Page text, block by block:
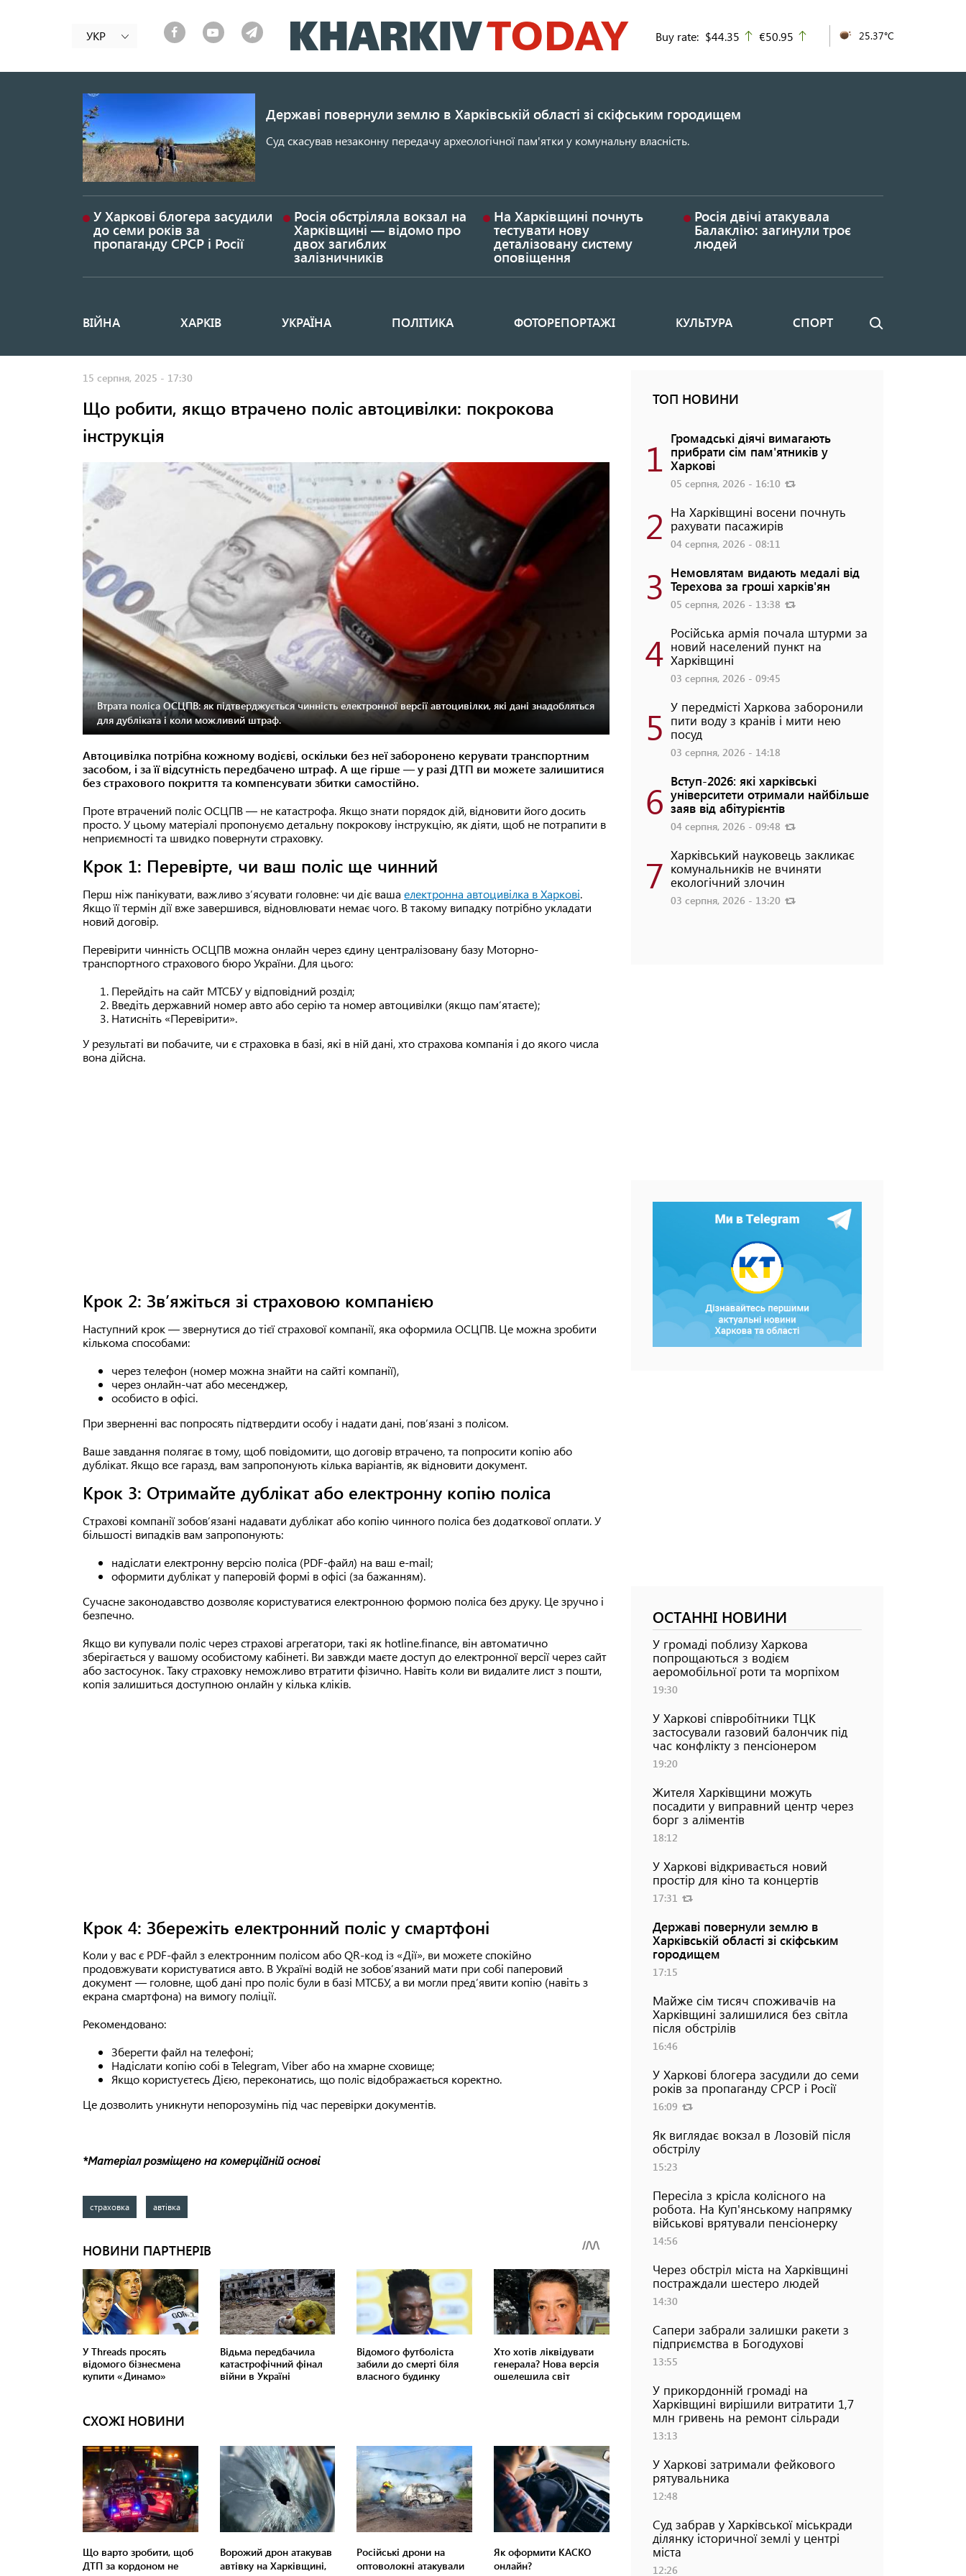
до
основного
УКР Buy rate: $44.35 up
€50.95 25.37°C
Державі повернули землю в Харківській області зі скіфським городищем
Суд скасував незаконну передачу археологічної пам'ятки у комунальну власність.
У Харкові блогера засудили
до семи років за
пропаганду СРСР і Росії
Росія обстріляла вокзал на
Харківщині — відомо про
двох загиблих
залізничників
На Харківщині почнуть
тестувати нову
деталізовану систему
оповіщення
Росія двічі атакувала
Балаклію: загинули троє
людей
Основная
ВІЙНА ХАРКІВ УКРАЇНА ПОЛІТИКА ФОТОРЕПОРТАЖІ КУЛЬТУРА СПОРТ Пошук
15 серпня, 2025 - 17:30
Що робити, якщо втрачено поліс автоцивілки: покрокова
інструкція
Втрата поліса ОСЦПВ: як підтверджується чинність електронної версії автоцивілки, які дані знадобляться
для дубліката і коли можливий штраф.
Автоцивілка потрібна кожному водієві, оскільки без неї заборонено керувати транспортним
засобом, і за її відсутність передбачено штраф. А ще гірше — у разі ДТП ви можете залишитися
без страхового покриття та компенсувати збитки самостійно.
Проте втрачений поліс ОСЦПВ — не катастрофа. Якщо знати порядок дій, відновити його досить
просто. У цьому матеріалі пропонуємо детальну покрокову інструкцію, як діяти, щоб не потрапити в
неприємності та швидко повернути страховку.
Крок 1: Перевірте, чи ваш поліс ще чинний
Перш ніж панікувати, важливо з’ясувати головне: чи діє ваша електронна автоцивілка в Харкові.
Якщо її термін дії вже завершився, відновлювати немає чого. В такому випадку потрібно укладати
новий договір.
Перевірити чинність ОСЦПВ можна онлайн через єдину централізовану базу Моторно-
транспортного страхового бюро України. Для цього:
Перейдіть на сайт МТСБУ у відповідний розділ;
Введіть державний номер авто або серію та номер автоцивілки (якщо пам’ятаєте);
Натисніть «Перевірити».
У результаті ви побачите, чи є страховка в базі, які в ній дані, хто страхова компанія і до якого числа
вона дійсна.
Крок 2: Зв’яжіться зі страховою компанією
Наступний крок — звернутися до тієї страхової компанії, яка оформила ОСЦПВ. Це можна зробити
кількома способами:
через телефон (номер можна знайти на сайті компанії),
через онлайн-чат або месенджер,
особисто в офісі.
При зверненні вас попросять підтвердити особу і надати дані, пов’язані з полісом.
Ваше завдання полягає в тому, щоб повідомити, що договір втрачено, та попросити копію або
дублікат. Якщо все гаразд, вам запропонують кілька варіантів, як відновити документ.
Крок 3: Отримайте дублікат або електронну копію поліса
Страхові компанії зобов’язані надавати дублікат або копію чинного поліса без додаткової оплати. У
більшості випадків вам запропонують:
надіслати електронну версію поліса (PDF-файл) на ваш e-mail;
оформити дублікат у паперовій формі в офісі (за бажанням).
Сучасне законодавство дозволяє користуватися електронною формою поліса без друку. Це зручно і
безпечно.
Якщо ви купували поліс через страхові агрегатори, такі як hotline.finance, він автоматично
зберігається у вашому особистому кабінеті. Ви завжди маєте доступ до електронної версії через сайт
або застосунок. Таку страховку неможливо втратити фізично. Навіть коли ви видалите лист з пошти,
копія залишиться доступною онлайн у кілька кліків.
Крок 4: Збережіть електронний поліс у смартфоні
Коли у вас є PDF-файл з електронним полісом або QR-код із «Дії», ви можете спокійно
продовжувати користуватися авто. В Україні водій не зобов’язаний мати при собі паперовий
документ — головне, щоб дані про поліс були в базі МТСБУ, а ви могли пред’явити копію (навіть з
екрана смартфона) на вимогу поліції.
Рекомендовано:
Зберегти файл на телефоні;
Надіслати копію собі в Telegram, Viber або на хмарне сховище;
Якщо користуєтесь Дією, переконатись, що поліс відображається коректно.
Це дозволить уникнути непорозумінь під час перевірки документів.
*Матеріал розміщено на комерційній основі
страховка автівка
СХОЖІ НОВИНИ
Що варто зробити, щоб
ДТП за кордоном не
Ворожий дрон атакував
автівку на Харківщині,
Російські дрони на
оптоволокні атакували
Як оформити КАСКО
онлайн?
ТОП НОВИНИ
1 Громадські діячі вимагають
прибрати сім пам'ятників у
Харкові
05 серпня, 2026 - 16:10
2 На Харківщині восени почнуть
рахувати пасажирів
04 серпня, 2026 - 08:11
3 Немовлятам видають медалі від
Терехова за гроші харків'ян
05 серпня, 2026 - 13:38
4 Російська армія почала штурми за
новий населений пункт на
Харківщині
03 серпня, 2026 - 09:45
5 У передмісті Харкова заборонили
пити воду з кранів і мити нею
посуд
03 серпня, 2026 - 14:18
6 Вступ-2026: які харківські
університети отримали найбільше
заяв від абітурієнтів
04 серпня, 2026 - 09:48
7 Харківський науковець закликає
комунальників не вчиняти
екологічний злочин
03 серпня, 2026 - 13:20
ОСТАННІ НОВИНИ
У громаді поблизу Харкова
попрощаються з водієм
аеромобільної роти та морпіхом
19:30
У Харкові співробітники ТЦК
застосували газовий балончик під
час конфлікту з пенсіонером
19:20
Жителя Харківщини можуть
посадити у виправний центр через
борг з аліментів
18:12
У Харкові відкривається новий
простір для кіно та концертів
17:31
Державі повернули землю в
Харківській області зі скіфським
городищем
17:15
Майже сім тисяч споживачів на
Харківщині залишилися без світла
після обстрілів
16:46
У Харкові блогера засудили до семи
років за пропаганду СРСР і Росії
16:09
Як виглядає вокзал в Лозовій після
обстрілу
15:23
Пересіла з крісла колісного на
робота. На Куп'янському напрямку
військові врятували пенсіонерку
14:56
Через обстріл міста на Харківщині
постраждали шестеро людей
14:30
Сапери забрали залишки ракети з
підприємства в Богодухові
13:55
У прикордонній громаді на
Харківщині вирішили витратити 1,7
млн гривень на ремонт сільради
13:13
У Харкові затримали фейкового
рятувальника
12:48
Суд забрав у Харківської міськради
ділянку історичної землі у центрі
міста
12:26